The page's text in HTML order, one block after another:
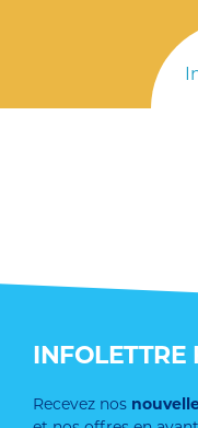
INFOLETTRE
Recevez nos